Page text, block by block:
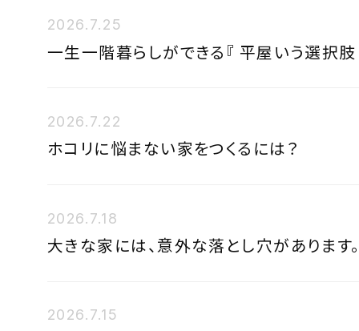
2026.7.25
一生一階暮らしができる『 平屋いう選択肢
2026.7.22
ホコリに悩まない家をつくるには？
2026.7.18
大きな家には、意外な落とし穴があります
2026.7.15